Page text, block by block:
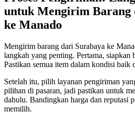
untuk Mengirim Barang
ke Manado
Mengirim barang dari Surabaya ke
langkah yang penting. Pertama, siapkan
Pastikan semua item dalam kondisi baik
Setelah itu, pilih layanan pengiriman
pilihan di pasaran, jadi pastikan untuk
dahulu. Bandingkan harga dan reputasi
memilih.